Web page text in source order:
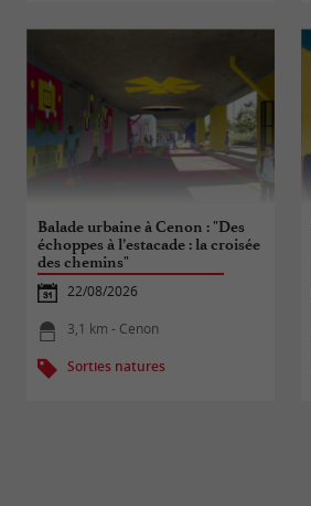
Balade urbaine à Cenon : "Des
échoppes à l’estacade : la croisée
des chemins"
22/08/2026
3,1 km - Cenon
Sorties natures